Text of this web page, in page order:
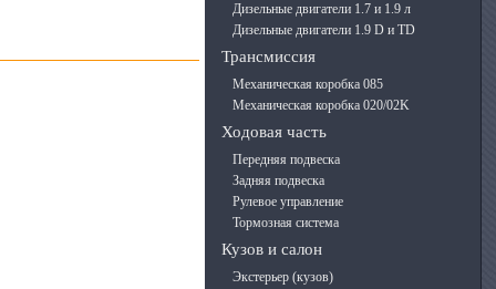
Дизельные двигатели 1.7 и 1.9 л
Дизельные двигатели 1.9 D и TD
Трансмиссия
Механическая коробка 085
Механическая коробка 020/02K
Ходовая часть
Передняя подвеска
Задняя подвеска
Рулевое управление
Тормозная система
Кузов и салон
Экстерьер (кузов)